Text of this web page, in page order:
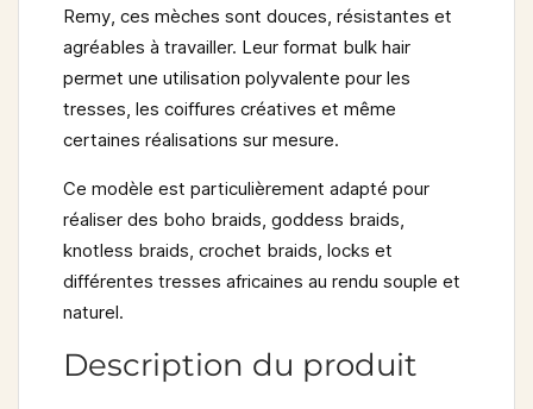
Remy, ces mèches sont douces, résistantes et
agréables à travailler. Leur format bulk hair
permet une utilisation polyvalente pour les
tresses, les coiffures créatives et même
certaines réalisations sur mesure.
Ce modèle est particulièrement adapté pour
réaliser des boho braids, goddess braids,
knotless braids, crochet braids, locks et
différentes tresses africaines au rendu souple et
naturel.
Description du produit